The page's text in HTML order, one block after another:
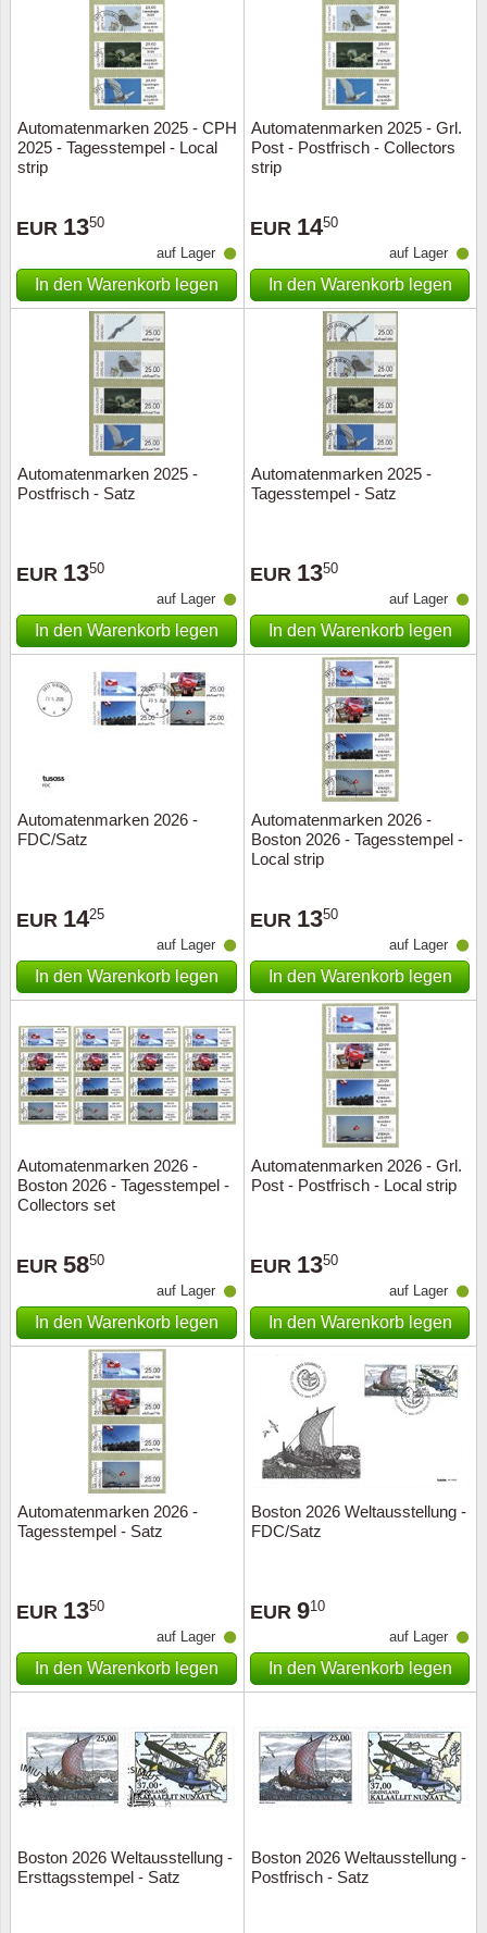
Automatenmarken 2025 - CPH
2025 - Tagesstempel - Local
strip
EUR 1350
auf Lager
In den Warenkorb legen
Automatenmarken 2025 - Grl.
Post - Postfrisch - Collectors
strip
EUR 1450
auf Lager
In den Warenkorb legen
Automatenmarken 2025 -
Postfrisch - Satz
EUR 1350
auf Lager
In den Warenkorb legen
Automatenmarken 2025 -
Tagesstempel - Satz
EUR 1350
auf Lager
In den Warenkorb legen
Automatenmarken 2026 -
FDC/Satz
EUR 1425
auf Lager
In den Warenkorb legen
Automatenmarken 2026 -
Boston 2026 - Tagesstempel -
Local strip
EUR 1350
auf Lager
In den Warenkorb legen
Automatenmarken 2026 -
Boston 2026 - Tagesstempel -
Collectors set
EUR 5850
auf Lager
In den Warenkorb legen
Automatenmarken 2026 - Grl.
Post - Postfrisch - Local strip
EUR 1350
auf Lager
In den Warenkorb legen
Automatenmarken 2026 -
Tagesstempel - Satz
EUR 1350
auf Lager
In den Warenkorb legen
Boston 2026 Weltausstellung -
FDC/Satz
EUR 910
auf Lager
In den Warenkorb legen
Boston 2026 Weltausstellung -
Ersttagsstempel - Satz
Boston 2026 Weltausstellung -
Postfrisch - Satz